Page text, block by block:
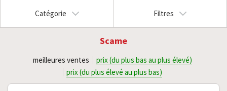
Catégorie Filtres
Scame
meilleures ventes
prix (du plus bas au plus élevé)
prix (du plus élevé au plus bas)